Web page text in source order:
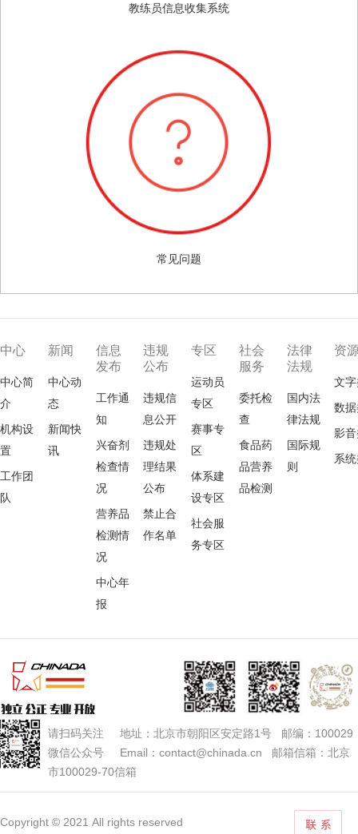
教练员信息收集系统
常见问题
中心
中心简
介
机构设
置
工作团
队
新闻
中心动
态
新闻快
讯
信息
发布
工作通
知
兴奋剂
检查情
况
营养品
检测情
况
中心年
报
违规
公布
违规信
息公开
违规处
理结果
公布
禁止合
作名单
专区
运动员
专区
赛事专
区
体系建
设专区
社会服
务专区
社会
服务
委托检
查
食品药
品营养
品检测
法律
法规
国内法
律法规
国际规
则
资
文
数
影
系
请扫码关注 地址：北京市朝阳区安定路1号 邮编：100029
微信公众号 Email：contact@chinada.cn 邮箱信箱：北京
市100029-70信箱
Copyright © 2021 All rights reserved